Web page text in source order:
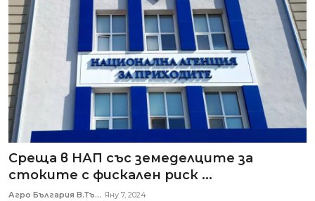
Среща в НАП със земеделците за
стоките с фискален риск ...
Агро България В.Тъ... Яну 7, 2024